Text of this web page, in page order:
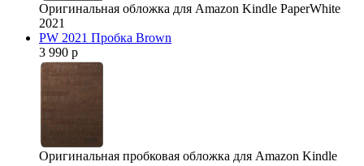
Оригинальная обложка для Amazon Kindle PaperWhite
2021
PW 2021 Пробка Brown
3 990 р
Оригинальная пробковая обложка для Amazon Kindle